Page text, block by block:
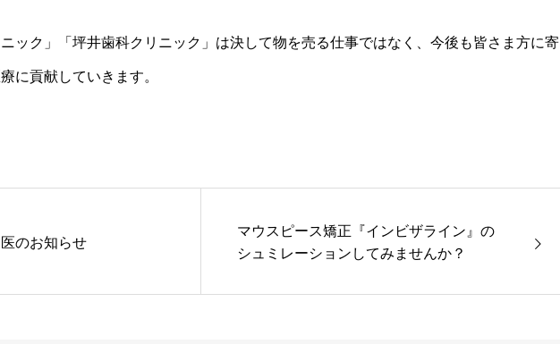
ック」「坪井歯科クリニック」は決して物を売る仕事ではなく、今後も皆さま方に寄
に貢献していきます。
のお知らせ
マウスピース矯正『インビザライン』の
シュミレーションしてみませんか？